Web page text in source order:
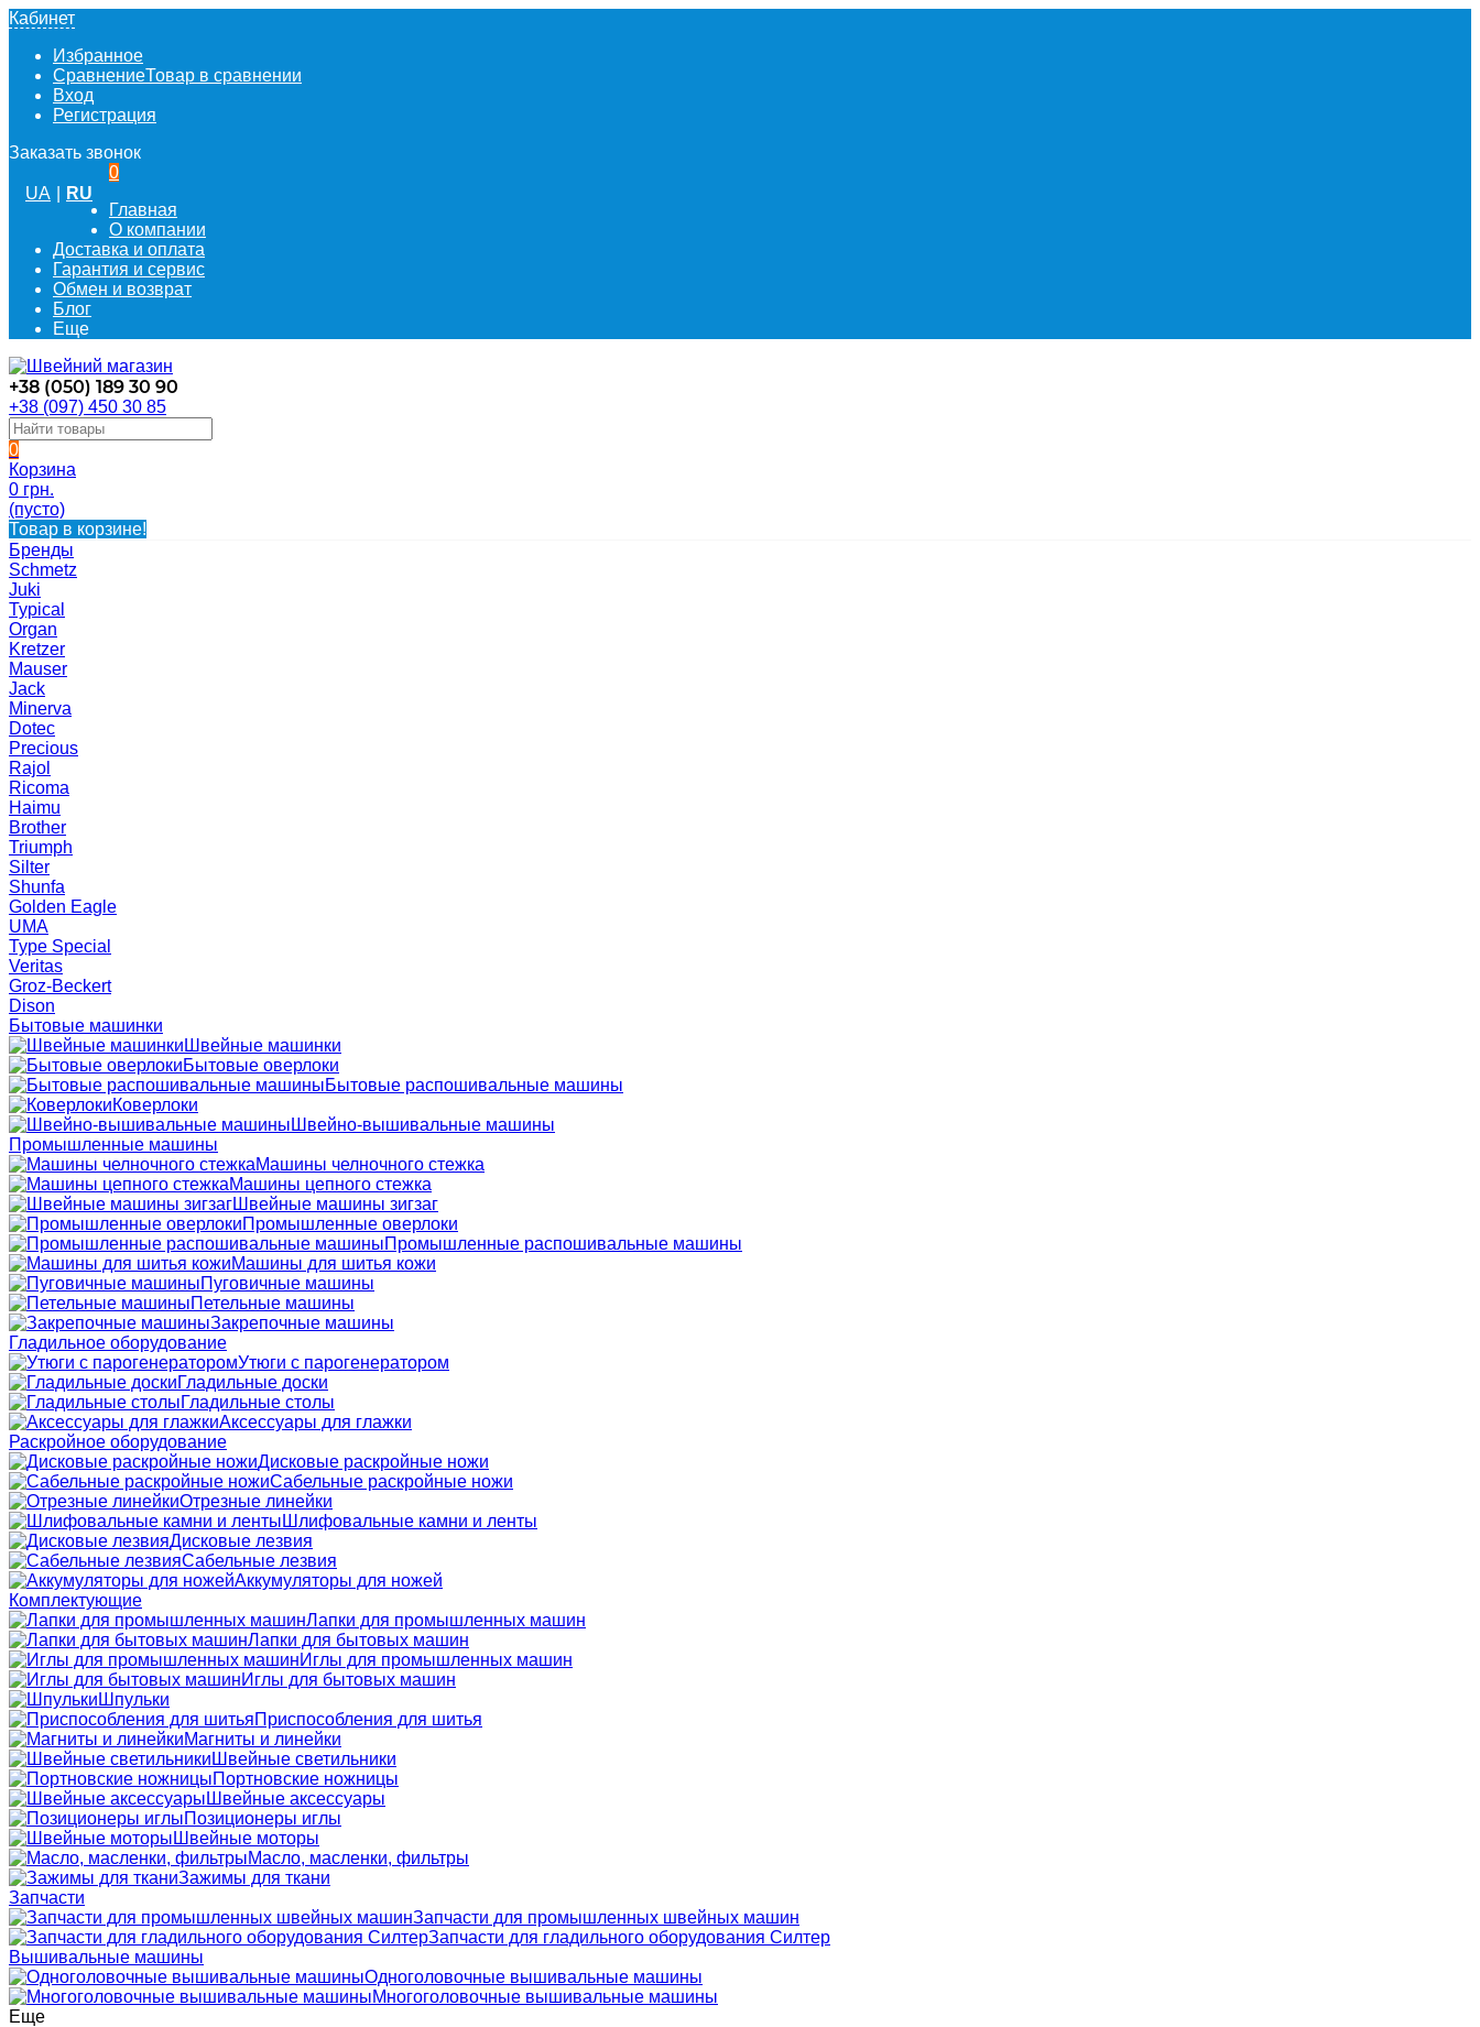
Кабинет
Избранное
СравнениеТовар в сравнении
Вход
Регистрация
Заказать звонок
UA RU
0
Главная
О компании
Доставка и оплата
Гарантия и сервис
Обмен и возврат
Блог
Еще
+38 (050) 189 30 90
+38 (097) 450 30 85
0
Корзина
0 грн.
(пусто)
Товар в корзине!
Бренды
Schmetz
Juki
Typical
Organ
Kretzer
Mauser
Jack
Minerva
Dotec
Precious
Rajol
Ricoma
Haimu
Brother
Triumph
Silter
Shunfa
Golden Eagle
UMA
Type Special
Veritas
Groz-Beckert
Dison
Бытовые машинки
Швейные машинки
Бытовые оверлоки
Бытовые распошивальные машины
Коверлоки
Швейно-вышивальные машины
Промышленные машины
Машины челночного стежка
Машины цепного стежка
Швейные машины зигзаг
Промышленные оверлоки
Промышленные распошивальные машины
Машины для шитья кожи
Пуговичные машины
Петельные машины
Закрепочные машины
Гладильное оборудование
Утюги с парогенератором
Гладильные доски
Гладильные столы
Аксессуары для глажки
Раскройное оборудование
Дисковые раскройные ножи
Сабельные раскройные ножи
Отрезные линейки
Шлифовальные камни и ленты
Дисковые лезвия
Сабельные лезвия
Аккумуляторы для ножей
Комплектующие
Лапки для промышленных машин
Лапки для бытовых машин
Иглы для промышленных машин
Иглы для бытовых машин
Шпульки
Приспособления для шитья
Магниты и линейки
Швейные светильники
Портновские ножницы
Швейные аксессуары
Позиционеры иглы
Швейные моторы
Масло, масленки, фильтры
Зажимы для ткани
Запчасти
Запчасти для промышленных швейных машин
Запчасти для гладильного оборудования Силтер
Вышивальные машины
Одноголовочные вышивальные машины
Многоголовочные вышивальные машины
Еще